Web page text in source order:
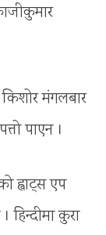
मंगलबार
पाएन ।
ह्वाट्स एप
कुरा